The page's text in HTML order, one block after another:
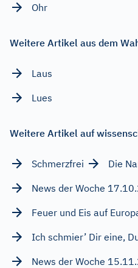
Ohr
Weitere Artikel aus dem
Laus
Lues
Weitere Artikel auf
Schmerzfrei
Die
News der Woche
Feuer und Eis auf
Ich schmier’ Dir eine,
News der Woche